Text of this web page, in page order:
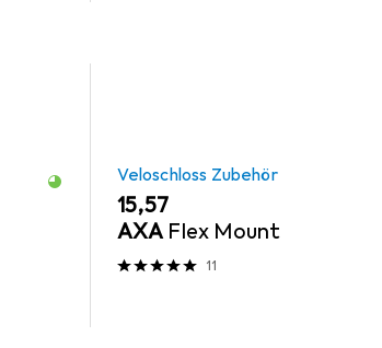
Veloschloss Zubehör
EUR
15,57
AXA Flex Mount
11